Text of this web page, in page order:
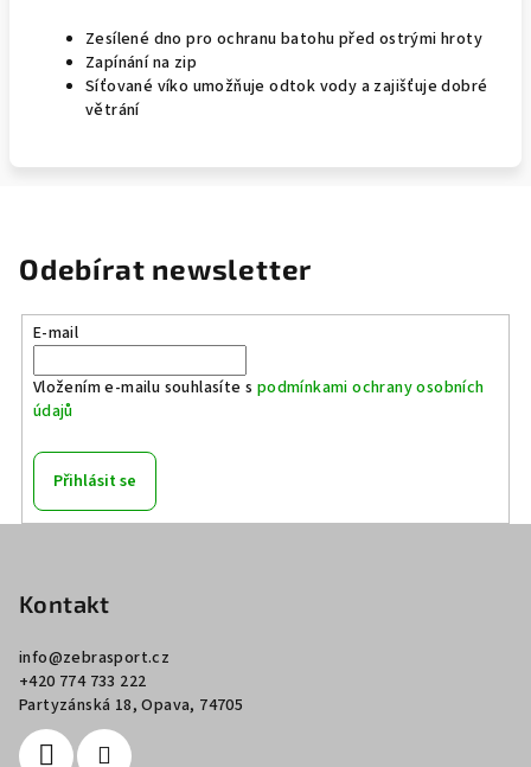
Zesílené dno pro ochranu batohu před ostrými hroty
Zapínání na zip
Síťované víko umožňuje odtok vody a zajišťuje dobré
větrání
Odebírat newsletter
E-mail
Vložením e-mailu souhlasíte s podmínkami ochrany osobních
údajů
Přihlásit se
Kontakt
info@zebrasport.cz
+420 774 733 222
Partyzánská 18, Opava, 74705